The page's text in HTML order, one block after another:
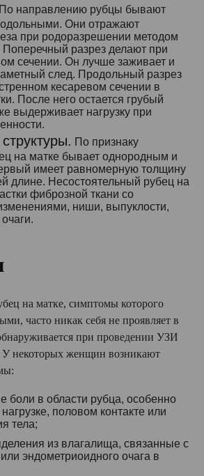
По направлению рубцы бывают
Они отражают
при родоразрешении методом
Поперечный разрез делают при
сечении. Он лучше заживает и
след. Продольный разрез
кесаревом сечении в
После него остается грубый
выдерживает нагрузку при
По признаку
на матке бывает однородным и
имеет равномерную толщину
длине. Несостоятельный рубец на
фиброзной ткани со
ниши, выпуклости,
на матке, симптомы которого
часто никак себя не проявляет в
при проведении УЗИ
У некоторых женщин возникают
боли в области рубца, особенно
половом контакте или
тела;
из влагалища, связанные с
эндометриоидного очага в